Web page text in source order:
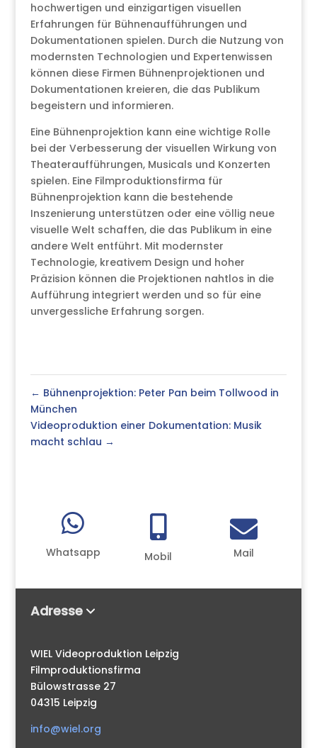
hochwertigen und einzigartigen visuellen
Erfahrungen für Bühnenaufführungen und
Dokumentationen spielen. Durch die Nutzung von
modernsten Technologien und Expertenwissen
können diese Firmen Bühnenprojektionen und
Dokumentationen kreieren, die das Publikum
begeistern und informieren.
Eine Bühnenprojektion kann eine wichtige Rolle
bei der Verbesserung der visuellen Wirkung von
Theateraufführungen, Musicals und Konzerten
spielen. Eine Filmproduktionsfirma für
Bühnenprojektion kann die bestehende
Inszenierung unterstützen oder eine völlig neue
visuelle Welt schaffen, die das Publikum in eine
andere Welt entführt. Mit modernster
Technologie, kreativem Design und hoher
Präzision können die Projektionen nahtlos in die
Aufführung integriert werden und so für eine
unvergessliche Erfahrung sorgen.
← Bühnenprojektion: Peter Pan beim Tollwood in
München
Videoproduktion einer Dokumentation: Musik
macht schlau →

Whatsapp

Mobil

Mail
Adresse
WIEL Videoproduktion Leipzig
Filmproduktionsfirma
Bülowstrasse 27
04315 Leipzig
info@wiel.org